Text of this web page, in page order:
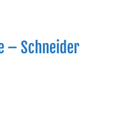
– Schneider